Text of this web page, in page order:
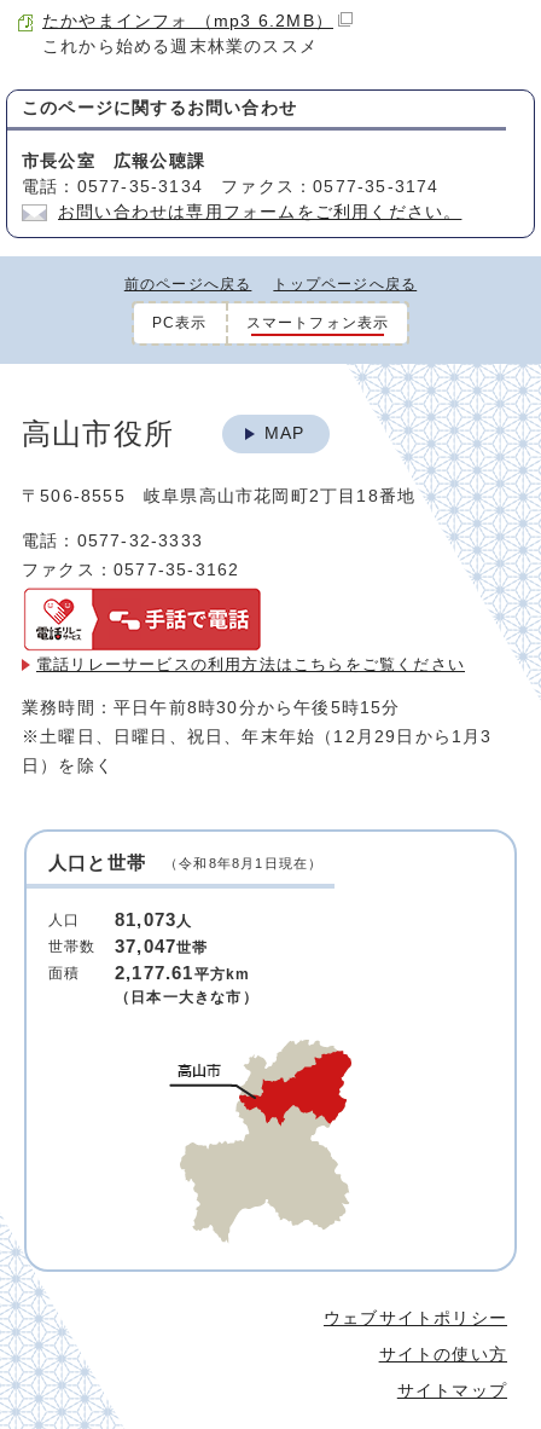
たかやまインフォ （mp3 6.2MB）
これから始める週末林業のススメ
このページに関する お問い合わせ
市長公室 広報公聴課
電話：0577-35-3134 ファクス：0577-35-3174
お問い合わせは専用フォームをご利用ください。
前のページへ戻る トップページへ戻る
PC表示 スマートフォン表示
高山市役所 MAP
〒506-8555 岐阜県高山市花岡町2丁目18番地
電話：0577-32-3333
ファクス：0577-35-3162
電話リレーサービスの利用方法は こちらをご覧ください
業務時間：平日午前8時30分から午後5時15分
※土曜日、日曜日、祝日、年末年始（12月29日から1月3
日）を除く
人口と世帯 （令和8年8月1日現在）
人口 81,073人
世帯数
37,047世帯
面積
2,177.61平方km
（日本一大きな市）
ウェブサイトポリシー
サイトの使い方
サイトマップ